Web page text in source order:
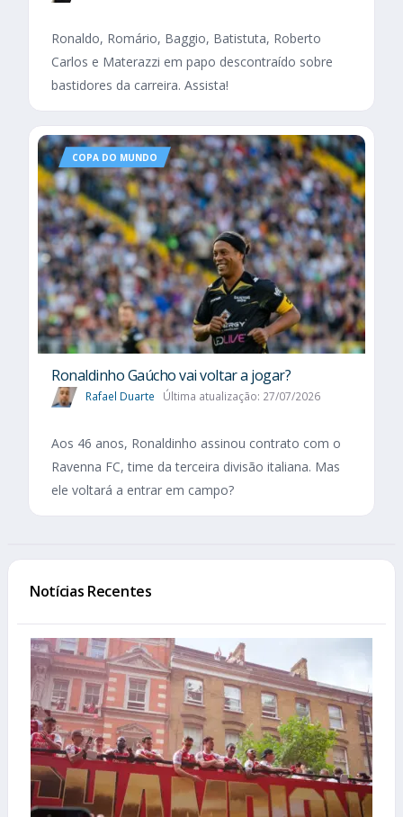
Ronaldo, Romário, Baggio, Batistuta, Roberto
Carlos e Materazzi em papo descontraído sobre
bastidores da carreira. Assista!
COPA DO MUNDO
Ronaldinho Gaúcho vai voltar a jogar?
Rafael Duarte Última atualização: 27/07/2026
Aos 46 anos, Ronaldinho assinou contrato com o
Ravenna FC, time da terceira divisão italiana. Mas
ele voltará a entrar em campo?
Notícias Recentes